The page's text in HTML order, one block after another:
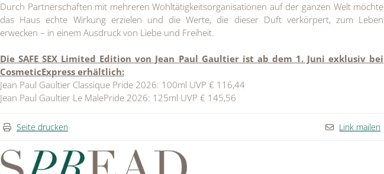
Durch Partnerschaften mit mehreren Wohltätigkeitsorganisationen auf der ganzen Welt möchte
das Haus echte Wirkung erzielen und die Werte, die dieser Duft verkörpert, zum Leben
erwecken – in einem Ausdruck von Liebe und Freiheit.
Die SAFE SEX Limited Edition von Jean Paul Gaultier ist ab dem 1. Juni exklusiv bei
CosmeticExpress erhältlich:
Jean Paul Gaultier Classique Pride 2026: 100ml UVP € 116,44
Jean Paul Gaultier Le MalePride 2026: 125ml UVP € 145,56
Seite drucken Link mailen